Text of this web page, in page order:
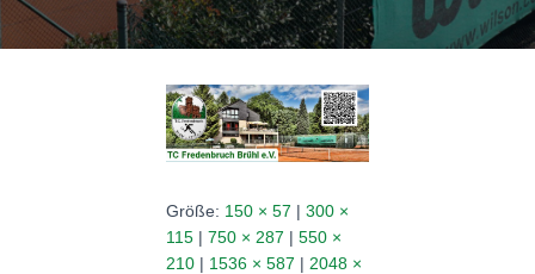
N
Größe: 150 × 57 | 300 ×
115 | 750 × 287 | 550 ×
210 | 1536 × 587 | 2048 ×